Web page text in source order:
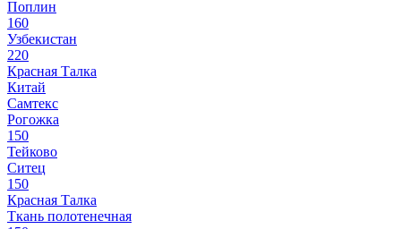
Поплин
160
Узбекистан
220
Красная Талка
Китай
Самтекс
Рогожка
150
Тейково
Ситец
150
Красная Талка
Ткань полотенечная